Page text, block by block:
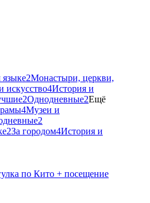
языке2Монастыри, церкви,
искусство4История и
2Однодневные2Ещё
4Музеи и
2
2За городом4История и